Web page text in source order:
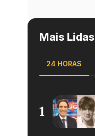
Mais Lidas
24 HORAS
1